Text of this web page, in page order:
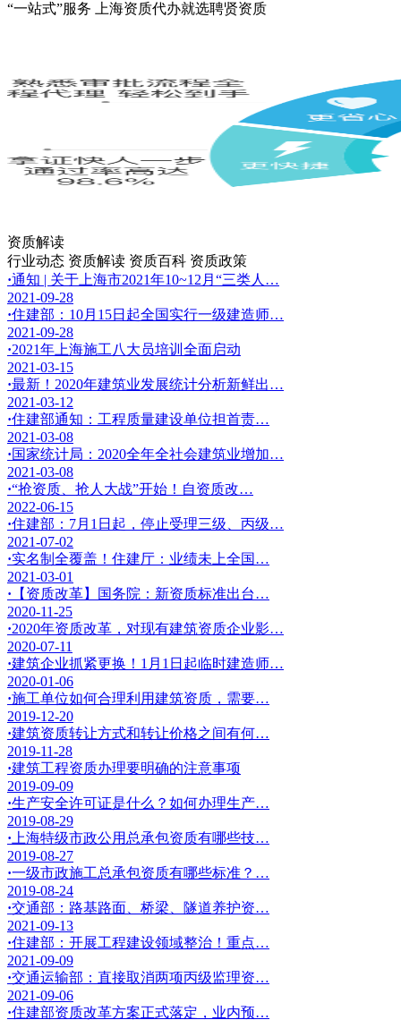
“一站式”服务 上海资质代办就选聘贤资质
资质解读
行业动态 资质解读 资质百科 资质政策
·通知 | 关于上海市2021年10~12月“三类人…
2021-09-28
·住建部：10月15日起全国实行一级建造师…
2021-09-28
·2021年上海施工八大员培训全面启动
2021-03-15
·最新！2020年建筑业发展统计分析新鲜出…
2021-03-12
·住建部通知：工程质量建设单位担首责…
2021-03-08
·国家统计局：2020全年全社会建筑业增加…
2021-03-08
·“抢资质、抢人大战”开始！自资质改…
2022-06-15
·住建部：7月1日起，停止受理三级、丙级…
2021-07-02
·实名制全覆盖！住建厅：业绩未上全国…
2021-03-01
· 【资质改革】国务院：新资质标准出台…
2020-11-25
·2020年资质改革，对现有建筑资质企业影…
2020-07-11
·建筑企业抓紧更换！1月1日起临时建造师…
2020-01-06
·施工单位如何合理利用建筑资质，需要…
2019-12-20
·建筑资质转让方式和转让价格之间有何…
2019-11-28
·建筑工程资质办理要明确的注意事项
2019-09-09
·生产安全许可证是什么？如何办理生产…
2019-08-29
· 上海特级市政公用总承包资质有哪些技…
2019-08-27
·一级市政施工总承包资质有哪些标准？…
2019-08-24
·交通部：路基路面、桥梁、隧道养护资…
2021-09-13
·住建部：开展工程建设领域整治！重点…
2021-09-09
·交通运输部：直接取消两项丙级监理资…
2021-09-06
·住建部资质改革方案正式落定，业内预…